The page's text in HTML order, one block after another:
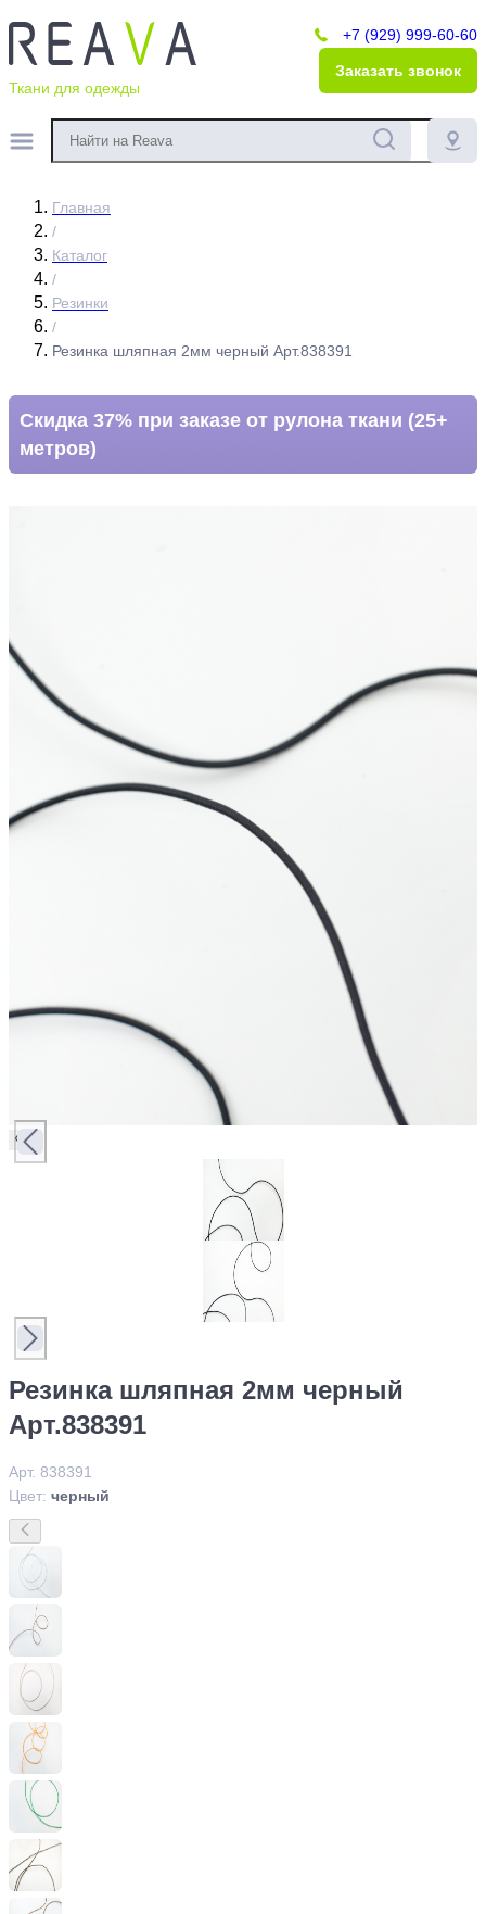
Ткани для одежды
+7 (929) 999-60-60
Заказать звонок
Главная
/
Каталог
/
Резинки
/
Резинка шляпная 2мм черный Арт.838391
Скидка 37% при заказе от рулона ткани (25+
метров)
Резинка шляпная 2мм черный
Арт.838391
Арт. 838391
Цвет: черный